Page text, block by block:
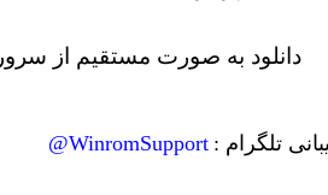
دانلود به صورت مستقیم از
تلگرام : WinromSupport@